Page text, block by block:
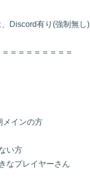
Discord有り(強制無
＝＝＝＝＝＝＝＝
メインの方
い方
なプレイヤーさん